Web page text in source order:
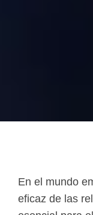
En el mundo
eficaz de las